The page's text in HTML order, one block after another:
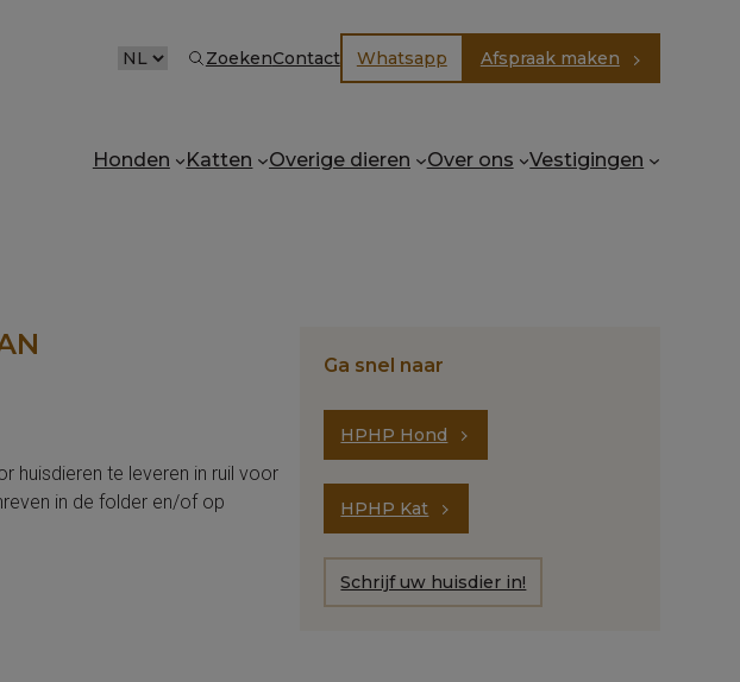
CHOOSE
ZoekenContact Whatsapp Afspraak maken
Honden Katten Overige dieren Over ons Vestigingen
huisdieren te leveren in ruil voor
in de folder en/of op
Ga snel naar
HPHP Hond
HPHP Kat
Schrijf uw huisdier in!